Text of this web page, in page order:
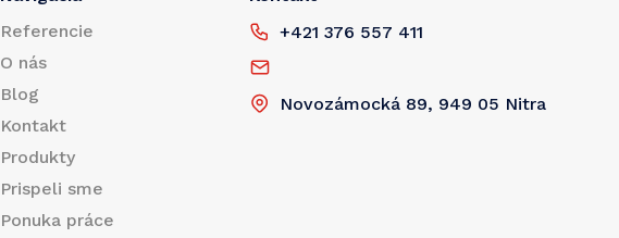
Referencie
O nás
Blog
Kontakt
Produkty
Prispeli sme
Ponuka práce
+421 376 557 411
Novozámocká 89, 949 05 Nitra